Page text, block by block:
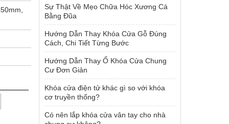
Sự Thật Về Mẹo Chữa Hóc Xương Cá
Bằng Đũa
Hướng Dẫn Thay Khóa Cửa Gỗ Đúng
Cách, Chi Tiết Từng Bước
Hướng Dẫn Thay Ổ Khóa Cửa Chung
Cư Đơn Giản
Khóa cửa điện tử khác gì so với khóa
cơ truyền thống?
Có nên lắp khóa cửa vân tay cho nhà